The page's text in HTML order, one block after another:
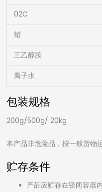
02C
蜡
三乙醇胺
离子水
包装规格
200g/500g/ 20kg
本产品非危险品，按一般货物
贮存条件
产品应贮存在密闭容器